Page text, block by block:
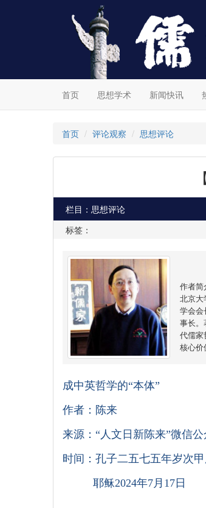
首页 思想学术 新闻快讯
首页 评论观察 思想评论
栏目：思想评论
标签：
作者简
北京大
学会会
事长。
代儒家
核心价
成中英哲学的“本体”
作者：陈来
来源：“人文日新陈来”微信
时间：孔子二五七五年岁次
耶稣2024年7月17日